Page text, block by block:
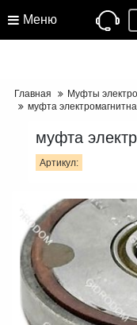
Меню
Главная Муфты
муфта
муфта
Артикул: